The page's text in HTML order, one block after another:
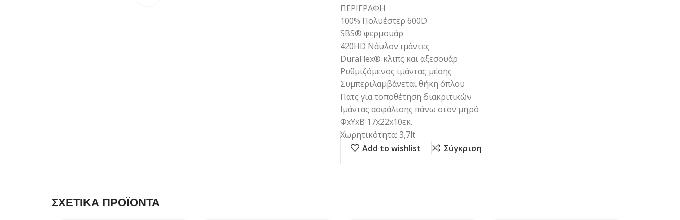
ΠΕΡΙΓΡΑΦΗ
100% Πολυέστερ 600D
SBS® φερμουάρ
420HD Νάυλον ιμάντες
DuraFlex® κλιπς και αξεσουάρ
Ρυθμιζόμενος ιμάντας μέσης
Συμπεριλαμβάνεται θήκη όπλου
Πατς για τοποθέτηση διακριτικών
Ιμάντας ασφάλισης πάνω στον μηρό
ΦxΥxΒ 17x22x10εκ.
Χωρητικότητα: 3,7lt
Add to wishlist
Σύγκριση
ΣΧΕΤΙΚΑ ΠΡΟΪΟΝΤΑ